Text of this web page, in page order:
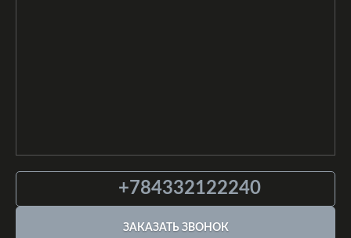
+784332122240
ЗАКАЗАТЬ ЗВОНОК